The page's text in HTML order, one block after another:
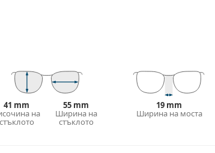
повреди. Този тип рамка е подходяща
текстилна торбичка. Цветът на калъфа
за почистване и грижа за тях. Някои
вместо с кърпа.
модели или разгледайте нашето
41 mm
на
стъклото
55 mm
Ширина на
стъклото
19 mm
Ширина на моста